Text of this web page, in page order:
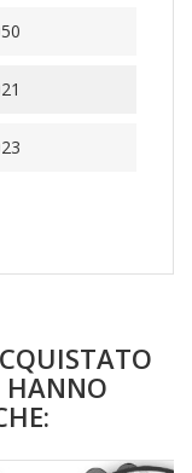
HANNO